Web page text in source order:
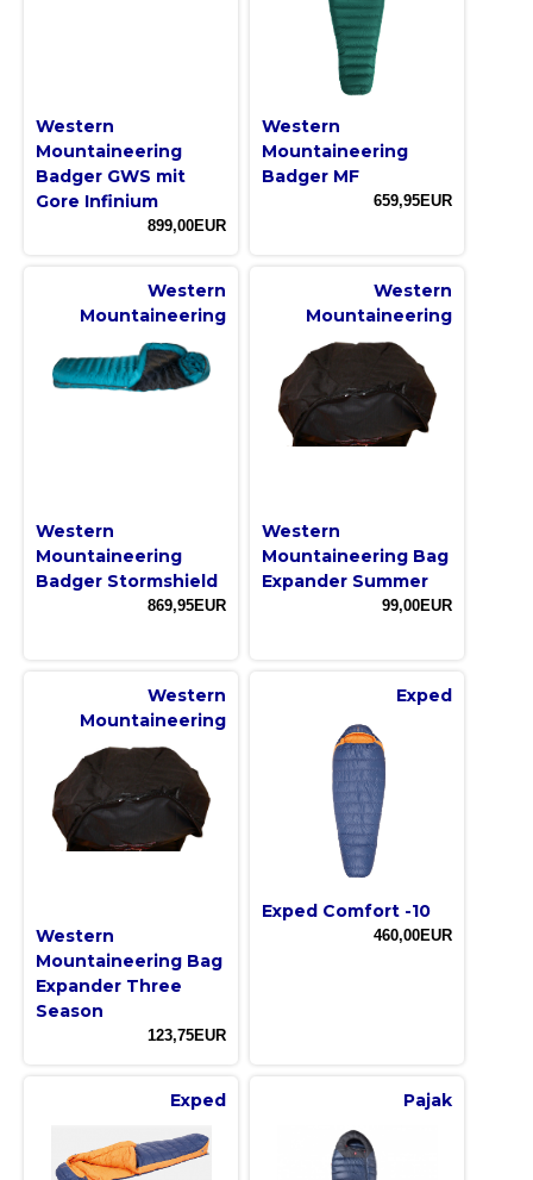
Western
Mountaineering
Badger GWS mit
Gore Infinium
899,00EUR
Western
Mountaineering
Badger MF
659,95EUR
Western
Mountaineering
Western
Mountaineering
Badger Stormshield
869,95EUR
Western
Mountaineering
Western
Mountaineering Bag
Expander Summer
99,00EUR
Western
Mountaineering
Western
Mountaineering Bag
Expander Three
Season
123,75EUR
Exped
Exped Comfort -10
460,00EUR
Exped Pajak